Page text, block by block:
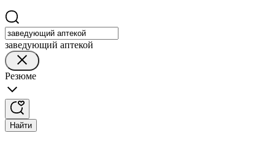
заведующий аптекой
Резюме
Найти